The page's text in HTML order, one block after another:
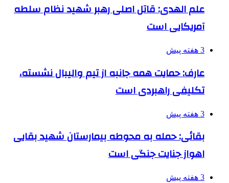
علم الهدی: قاتل اصلی رهبر شهید نظام سلطه
آمریکایی است
3 هفته پیش
عارف: حمایت همه جانبه از تیم والیبال نشسته،
تکلیفی راهبردی است
3 هفته پیش
بقائی: حمله به محوطه بیمارستان شهید بقایی
اهواز جنایت جنگی است
3 هفته پیش